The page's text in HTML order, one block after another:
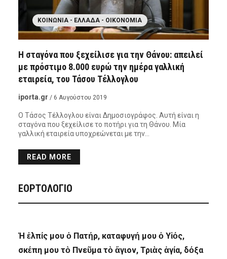
ΚΟΙΝΩΝΊΑ - ΕΛΛΆΔΑ - ΟΙΚΟΝΟΜΊΑ
Η σταγόνα που ξεχείλισε για την Θάνου: απειλεί
με πρόστιμο 8.000 ευρώ την ημέρα γαλλική
εταιρεία, του Τάσου Τέλλογλου
iporta.gr / 6 Αυγούστου 2019
O Τάσος Τέλλογλου είναι Δημοσιογράφος. Αυτή είναι η
σταγόνα που ξεχείλισε το ποτήρι για τη Θάνου. Μία
γαλλική εταιρεία υποχρεώνεται με την…
READ MORE
ΕΟΡΤΟΛΟΓΙΟ
Ἡ ἐλπίς μου ὁ Πατήρ, καταφυγή μου ὁ Υἱός,
σκέπη μου τὸ Πνεῦμα τὸ ἅγιον, Τριὰς ἁγία, δόξα